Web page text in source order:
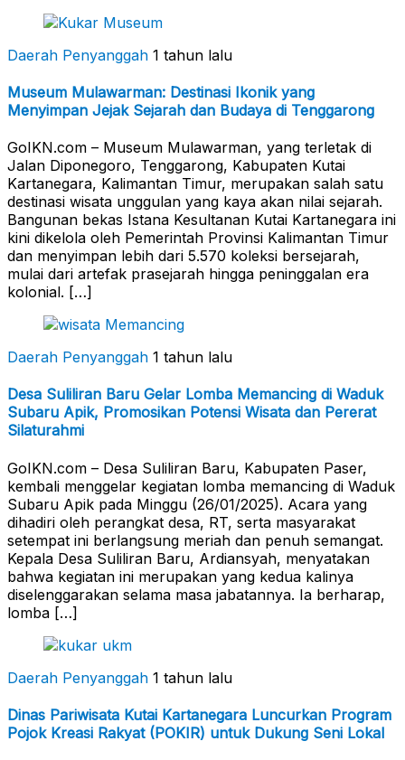
Daerah Penyanggah 1 tahun lalu
Museum Mulawarman: Destinasi Ikonik yang
Menyimpan Jejak Sejarah dan Budaya di Tenggarong
GoIKN.com – Museum Mulawarman, yang terletak di
Jalan Diponegoro, Tenggarong, Kabupaten Kutai
Kartanegara, Kalimantan Timur, merupakan salah satu
destinasi wisata unggulan yang kaya akan nilai sejarah.
Bangunan bekas Istana Kesultanan Kutai Kartanegara ini
kini dikelola oleh Pemerintah Provinsi Kalimantan Timur
dan menyimpan lebih dari 5.570 koleksi bersejarah,
mulai dari artefak prasejarah hingga peninggalan era
kolonial. […]
Daerah Penyanggah 1 tahun lalu
Desa Suliliran Baru Gelar Lomba Memancing di Waduk
Subaru Apik, Promosikan Potensi Wisata dan Pererat
Silaturahmi
GoIKN.com – Desa Suliliran Baru, Kabupaten Paser,
kembali menggelar kegiatan lomba memancing di Waduk
Subaru Apik pada Minggu (26/01/2025). Acara yang
dihadiri oleh perangkat desa, RT, serta masyarakat
setempat ini berlangsung meriah dan penuh semangat.
Kepala Desa Suliliran Baru, Ardiansyah, menyatakan
bahwa kegiatan ini merupakan yang kedua kalinya
diselenggarakan selama masa jabatannya. Ia berharap,
lomba […]
Daerah Penyanggah 1 tahun lalu
Dinas Pariwisata Kutai Kartanegara Luncurkan Program
Pojok Kreasi Rakyat (POKIR) untuk Dukung Seni Lokal